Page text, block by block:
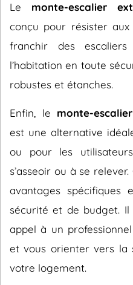
Le monte-escalier
conçu pour résister
franchir des
l’habitation en toute
robustes et étanches.
Enfin, le monte-
est une alternative
ou pour les
s’asseoir ou à se
avantages spécifiques
sécurité et de budget.
appel à un
et vous orienter vers la
votre logement.